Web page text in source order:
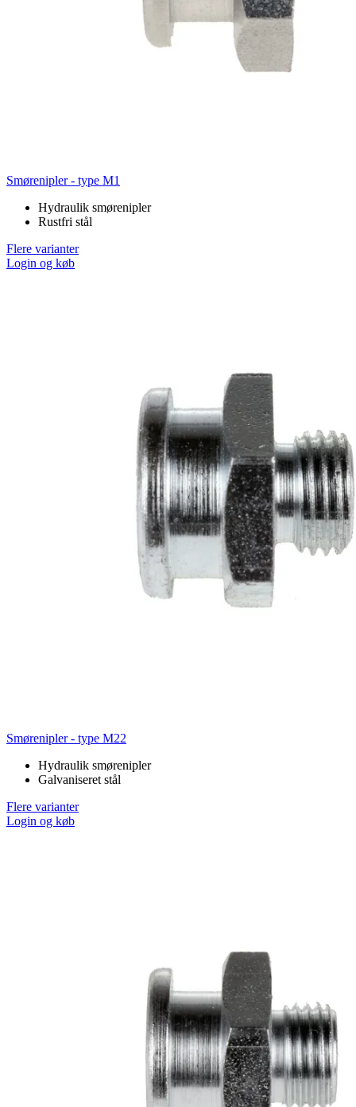
Smørenipler - type M1
Hydraulik smørenipler
Rustfri stål
Flere varianter
Login og køb
Smørenipler - type M22
Hydraulik smørenipler
Galvaniseret stål
Flere varianter
Login og køb